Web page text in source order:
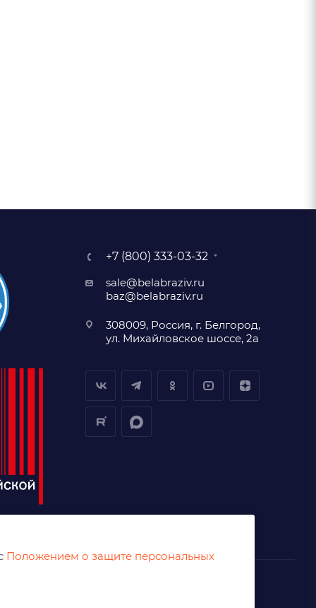
+7 (800) 333-03-32
sale@belabraziv.ru
baz@belabraziv.ru
308009, Россия, г. Белгород,
ул. Михайловское шоссе, 2а
Положением о защите персональных